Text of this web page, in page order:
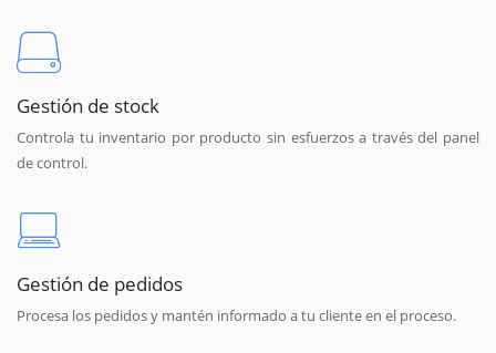
Gestión de stock
Controla tu inventario por producto sin esfuerzos a través del panel
de control.
Gestión de pedidos
Procesa los pedidos y mantén informado a tu cliente en el proceso.